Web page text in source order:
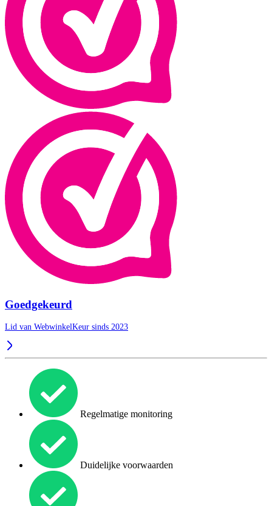
Goedgekeurd
Lid van WebwinkelKeur sinds 2023
Regelmatige monitoring
Duidelijke voorwaarden